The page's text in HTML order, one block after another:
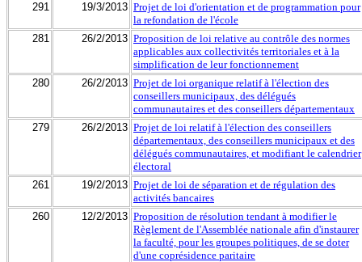
291
19/3/2013 Projet de loi d'orientation et de programmation pour
la refondation de l'école
281
26/2/2013 Proposition de loi relative au contrôle des normes
applicables aux collectivités territoriales et à la
simplification de leur fonctionnement
280
26/2/2013 Projet de loi organique relatif à l'élection des
conseillers municipaux, des délégués
communautaires et des conseillers départementaux
279
26/2/2013 Projet de loi relatif à l'élection des conseillers
départementaux, des conseillers municipaux et des
délégués communautaires, et modifiant le calendrier
électoral
261
19/2/2013 Projet de loi de séparation et de régulation des
activités bancaires
260
12/2/2013 Proposition de résolution tendant à modifier le
Règlement de l'Assemblée nationale afin d'instaurer
la faculté, pour les groupes politiques, de se doter
d'une coprésidence paritaire